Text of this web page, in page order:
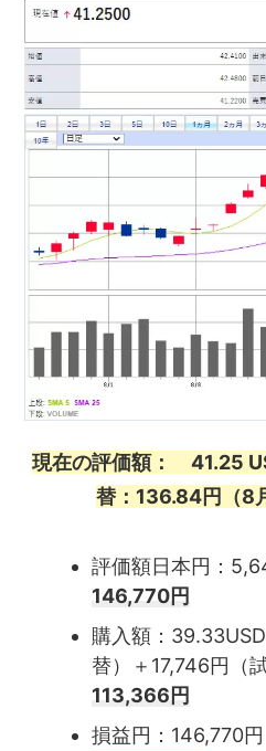
現在の評価額：
替：136.84円（8
評価額日本円：
146,770円
購入額：
替）＋17,746円
113,366円
損益円：